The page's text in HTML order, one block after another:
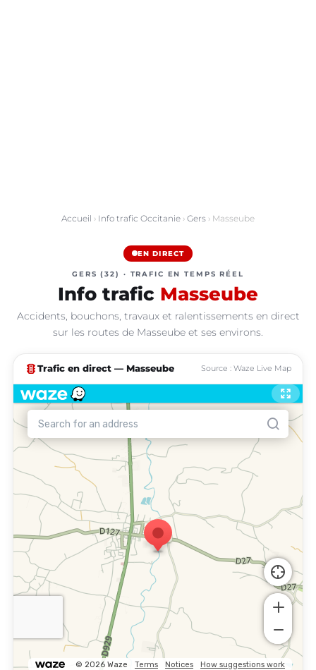
Accueil › Info trafic Occitanie › Gers › Masseube
EN DIRECT
GERS (32) · TRAFIC EN TEMPS RÉEL
Info trafic Masseube
Accidents, bouchons, travaux et ralentissements en direct
sur les routes de Masseube et ses environs.
traffic Trafic en direct — Masseube Source : Waze Live Map